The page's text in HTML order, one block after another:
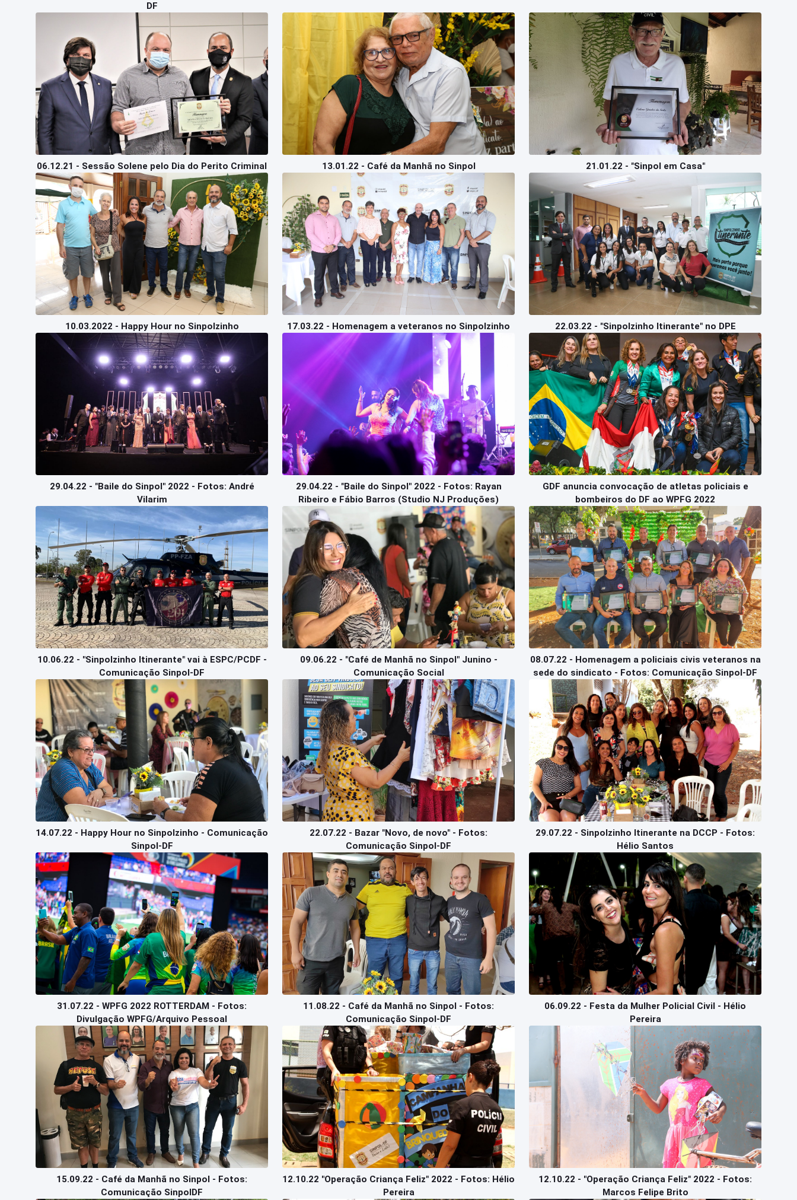
DF
06.12.21 - Sessão Solene pelo Dia do Perito Criminal 13.01.22 - Café da Manhã no Sinpol 21.01.22 - "Sinpol em Casa"
10.03.2022 - Happy Hour no Sinpolzinho 17.03.22 - Homenagem a veteranos no Sinpolzinho 22.03.22 - "Sinpolzinho Itinerante" no DPE
29.04.22 - "Baile do Sinpol" 2022 - Fotos: André
Vilarim
29.04.22 - "Baile do Sinpol" 2022 - Fotos: Rayan
Ribeiro e Fábio Barros (Studio NJ Produções)
GDF anuncia convocação de atletas policiais e
bombeiros do DF ao WPFG 2022
10.06.22 - "Sinpolzinho Itinerante" vai à ESPC/PCDF -
Comunicação Sinpol-DF
09.06.22 - "Café de Manhã no Sinpol" Junino -
Comunicação Social
08.07.22 - Homenagem a policiais civis veteranos na
sede do sindicato - Fotos: Comunicação Sinpol-DF
14.07.22 - Happy Hour no Sinpolzinho - Comunicação
Sinpol-DF
22.07.22 - Bazar "Novo, de novo" - Fotos:
Comunicação Sinpol-DF
29.07.22 - Sinpolzinho Itinerante na DCCP - Fotos:
Hélio Santos
31.07.22 - WPFG 2022 ROTTERDAM - Fotos:
Divulgação WPFG/Arquivo Pessoal
11.08.22 - Café da Manhã no Sinpol - Fotos:
Comunicação Sinpol-DF
06.09.22 - Festa da Mulher Policial Civil - Hélio
Pereira
15.09.22 - Café da Manhã no Sinpol - Fotos:
Comunicação SinpolDF
12.10.22 "Operação Criança Feliz" 2022 - Fotos: Hélio
Pereira
12.10.22 - "Operação Criança Feliz" 2022 - Fotos:
Marcos Felipe Brito